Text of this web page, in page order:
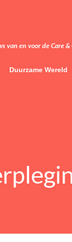
en voor de Care &
Duurzame Wereld